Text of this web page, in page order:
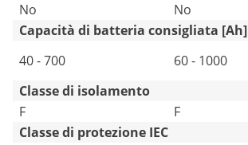
No
No
Capacità di batteria consigliata [Ah]
40 - 700
60 - 1000
Classe di isolamento
F
F
Classe di protezione IEC